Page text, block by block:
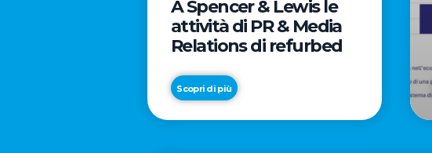
A Spencer & Lewis le
attività di PR & Media
Relations di refurbed
Scopri di più